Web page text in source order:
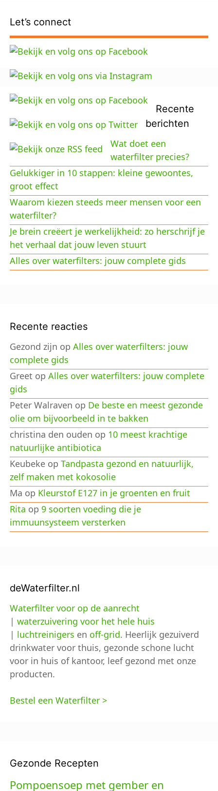
Let’s connect
Recente
berichten
Wat doet een
waterfilter precies?
Gelukkiger in 10 stappen: kleine gewoontes,
groot effect
Waarom kiezen steeds meer mensen voor een
waterfilter?
Je brein creëert je werkelijkheid: zo herschrijf je
het verhaal dat jouw leven stuurt
Alles over waterfilters: jouw complete gids
Recente reacties
Gezond zijn op Alles over waterfilters: jouw
complete gids
Greet op Alles over waterfilters: jouw complete
gids
Peter Walraven op De beste en meest gezonde
olie om bijvoorbeeld in te bakken
christina den ouden op 10 meest krachtige
natuurlijke antibiotica
Keubeke op Tandpasta gezond en natuurlijk,
zelf maken met kokosolie
Ma op Kleurstof E127 in je groenten en fruit
Rita op 9 soorten voeding die je
immuunsysteem versterken
deWaterfilter.nl
Waterfilter voor op de aanrecht
| waterzuivering voor het hele huis
| luchtreinigers en off-grid. Heerlijk gezuiverd
drinkwater voor thuis, gezonde schone lucht
voor in huis of kantoor, leef gezond met onze
producten.
Bestel een Waterfilter >
Gezonde Recepten
Pompoensoep met gember en